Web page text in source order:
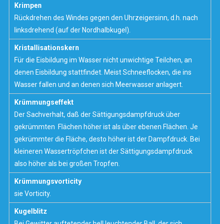
Krimpen
Rückdrehen des Windes gegen den Uhrzeigersinn, d.h. nach
linksdrehend (auf der Nordhalbkugel).
Kristallisationskern
Für die Eisbildung im Wasser nicht unwichtige Teilchen, an
denen Eisbildung stattfindet. Meist Schneeflocken, die ins
Wasser fallen und an denen sich Meerwasser anlagert.
Krümmungseffekt
Der Sachverhalt, daß derSättigungsdampfdrucküber
gekrümmten Flächen höher ist als über ebenen Flächen. Je
gekrümmter die Fläche, desto höher ist der Dampfdruck. Bei
kleineren Wassertröpfchen ist der Sättigungsdampfdruck
also höher als bei großen Tropfen.
Krümmungsvorticity
sie Vorticity.
Kugelblitz